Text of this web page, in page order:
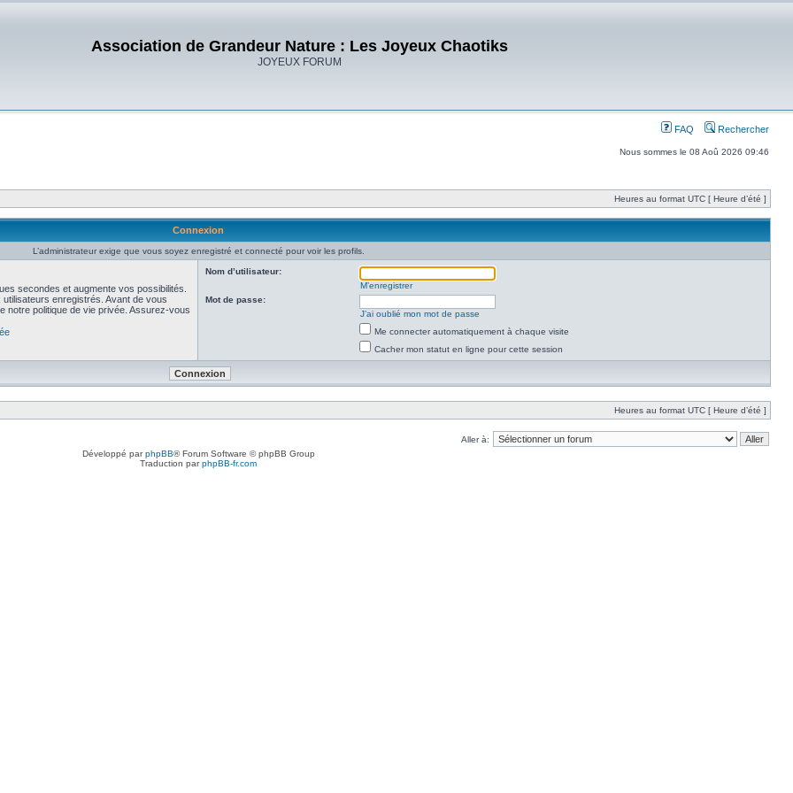
Association de Grandeur Nature : Les Joyeux Chaotiks
JOYEUX FORUM
FAQ Rechercher
Nous sommes le 08 Aoû 2026 09:46
Heures au format UTC [ Heure d’été ]
Connexion
L’administrateur exige que vous soyez enregistré et connecté pour voir les profils.
secondes et augmente vos possibilités.
enregistrés. Avant de vous
notre politique de vie privée. Assurez-vous
Nom d’utilisateur:
M’enregistrer
Mot de passe:
J’ai oublié mon mot de passe
Me connecter automatiquement à chaque visite
Cacher mon statut en ligne pour cette session
Heures au format UTC [ Heure d’été ]
Aller à:
Développé parphpBB® Forum Software © phpBB Group
Traduction parphpBB-fr.com